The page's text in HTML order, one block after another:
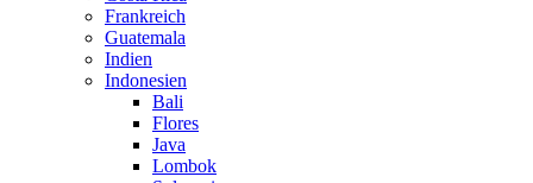
Frankreich
Guatemala
Indien
Indonesien
Bali
Flores
Java
Lombok